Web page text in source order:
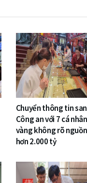
Chuyển thông tin
Công an với 7 cá
vàng không rõ
hơn 2.000 tỷ